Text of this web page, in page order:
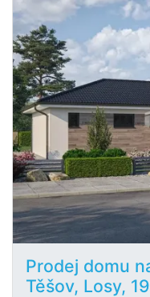
Prodej domu
Těšov, Losy,